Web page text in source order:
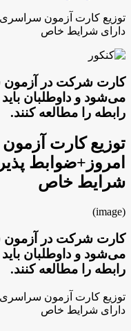
توزیع کارت آزمون
دارای شرایط خاص
می‌شود و داوطلبان
رابطه را مطالعه کنند.
توزیع کارت
امروز+ضوابط
شرایط خاص
(image)
می‌شود و داوطلبان
رابطه را مطالعه کنند.
توزیع کارت آزمون
دارای شرایط خاص